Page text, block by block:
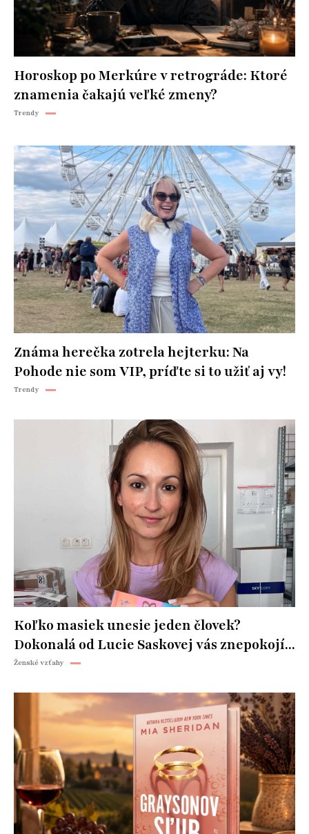
Horoskop po Merkúre v retrográde: Ktoré
znamenia čakajú veľké zmeny?
Trendy
Známa herečka zotrela hejterku: Na
Pohode nie som VIP, príďte si to užiť aj vy!
Trendy
Koľko masiek unesie jeden človek?
Dokonalá od Lucie Saskovej vás znepokojí...
Ženské vzťahy